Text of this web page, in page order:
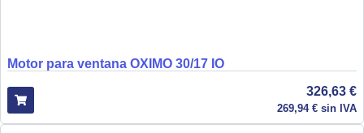
Motor para ventana OXIMO 30/17 IO
326,63 €
269,94 € sin IVA